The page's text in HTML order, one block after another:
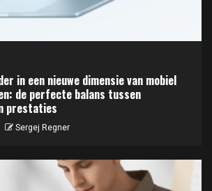
in een nieuwe dimensie van mobiel
de perfecte balans tussen
prestaties
Sergej Regner